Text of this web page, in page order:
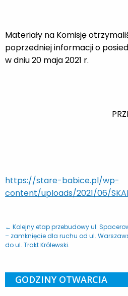
Materiały na Komisję
poprzedniej informacji o
w dniu 20 maja 2021 r.
(-)
https://stare-babice.pl/wp-
content/uploads/2021/06/
← Kolejny etap przebudowy ul.
– zamknięcie dla ruchu od ul.
do ul. Trakt Królewski.
GODZINY OTWARCIA